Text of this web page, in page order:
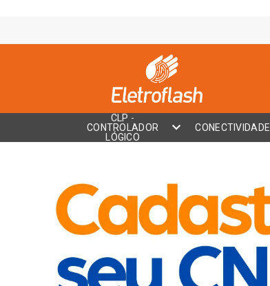
CLP -
CONTROLADOR
LÓGICO
CONECTIVIDADE